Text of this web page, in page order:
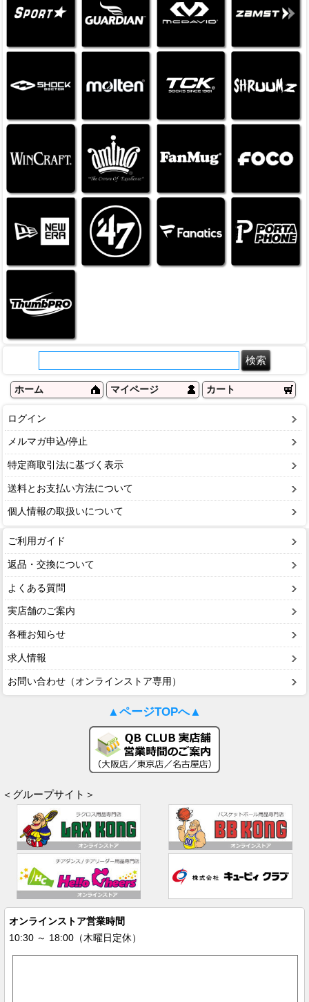
ホーム マイページ カート
ログイン
メルマガ申込/停止
特定商取引法に基づく表示
送料とお支払い方法について
個人情報の取扱いについて
ご利用ガイド
返品・交換について
よくある質問
実店舗のご案内
各種お知らせ
求人情報
お問い合わせ（オンラインストア専用）
▲ページTOPへ▲
＜グループサイト＞
オンラインストア営業時間
10:30 ～ 18:00（木曜日定休）